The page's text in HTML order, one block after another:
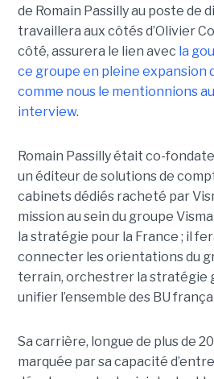
de Romain Passilly au poste de
travaillera aux côtés d’Olivier
côté, assurera le lien avec la
ce groupe en pleine expansion
comme nous le mentionnions
interview.
Romain Passilly était co-
un éditeur de solutions de
cabinets dédiés racheté par
mission au sein du groupe
la stratégie pour la France ; il
connecter les orientations du
terrain, orchestrer la stratégie
unifier l’ensemble des BU
Sa carrière, longue de plus de
marquée par sa capacité